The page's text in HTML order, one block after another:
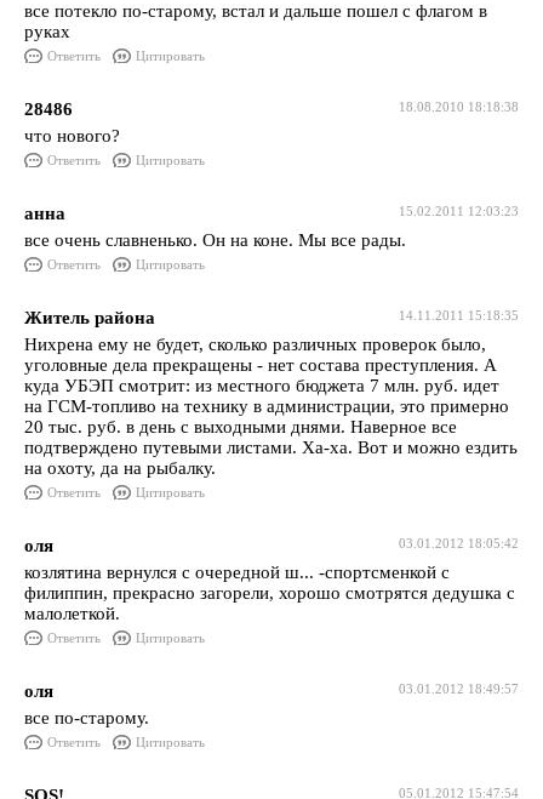
все потекло по-старому, встал и дальше пошел с флагом в
руках
Ответить Цитировать
18.08.2010 18:18:38
28486
что нового?
Ответить Цитировать
15.02.2011 12:03:23
анна
все очень славненько. Он на коне. Мы все рады.
Ответить Цитировать
14.11.2011 15:18:35
Житель района
Нихрена ему не будет, сколько различных проверок было,
уголовные дела прекращены - нет состава преступления. А
куда УБЭП смотрит: из местного бюджета 7 млн. руб. идет
на ГСМ-топливо на технику в администрации, это примерно
20 тыс. руб. в день с выходными днями. Наверное все
подтверждено путевыми листами. Ха-ха. Вот и можно ездить
на охоту, да на рыбалку.
Ответить Цитировать
03.01.2012 18:05:42
оля
козлятина вернулся с очередной ш... -спортсменкой с
филиппин, прекрасно загорели, хорошо смотрятся дедушка с
малолеткой.
Ответить Цитировать
03.01.2012 18:49:57
оля
все по-старому.
Ответить Цитировать
05.01.2012 15:47:54